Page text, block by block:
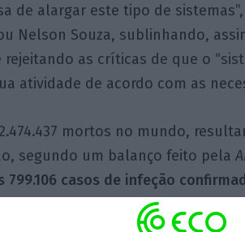
de alargar este tipo de sistemas”,
Nelson Souza, sublinhando,
as críticas de que o
atividade de acordo com as
mortos no mundo,
segundo um balanço feito pela
799.106 casos de infeção
Geral da Saúde.